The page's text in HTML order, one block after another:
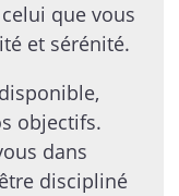
que vous
et sérénité.
objectifs.
dans
discipliné